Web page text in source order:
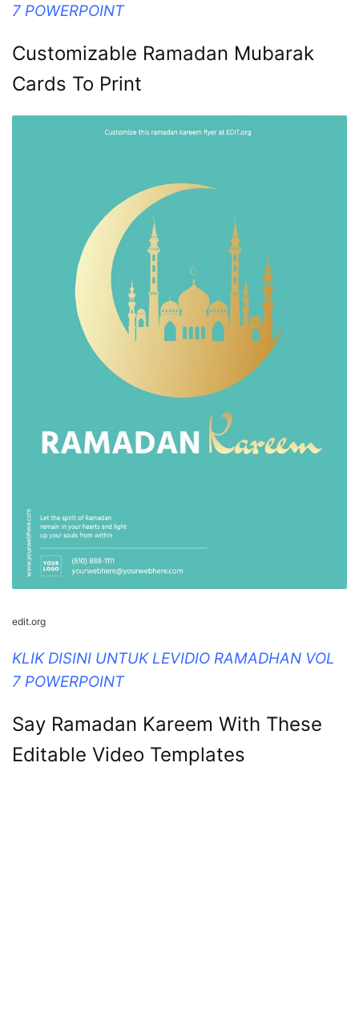
7 POWERPOINT
Customizable Ramadan Mubarak
Cards To Print
edit.org
KLIK DISINI UNTUK LEVIDIO RAMADHAN VOL
7 POWERPOINT
Say Ramadan Kareem With These
Editable Video Templates